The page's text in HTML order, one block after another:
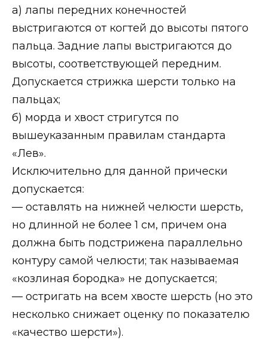
а) лапы передних конечностей
выстригаются от когтей до высоты пятого
пальца. Задние лапы выстригаются до
высоты, соответствующей передним.
Допускается стрижка шерсти только на
пальцах;
б) морда и хвост стригутся по
вышеуказанным правилам стандарта
«Лев».
Исключительно для данной прически
допускается:
— оставлять на нижней челюсти шерсть,
но длинной не более 1 см, причем она
должна быть подстрижена параллельно
контуру самой челюсти; так называемая
«козлиная бородка» не допускается;
— остригать на всем хвосте шерсть (но это
несколько снижает оценку по показателю
«качество шерсти»).